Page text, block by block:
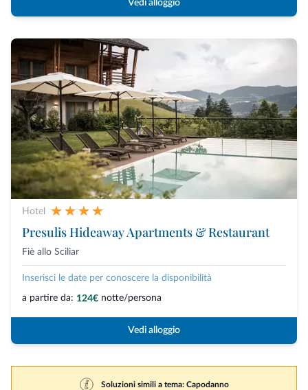
Vedi alloggio
Hotel
Presulis Hideaway Apartments & Restaurant
Fiè allo Sciliar
Inserisci le date per conoscere la disponibilità
a partire da: 124€ notte/persona
Vedi alloggio
Soluzioni simili a tema: Capodanno